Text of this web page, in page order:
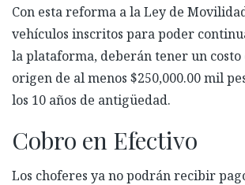
Con esta reforma a la Ley de
vehículos inscritos para poder
la plataforma, deberán tener un costo
origen de al menos $250,000.00 mil
los 10 años de antigüedad.
Cobro en Efectivo
Los choferes ya no podrán recibir